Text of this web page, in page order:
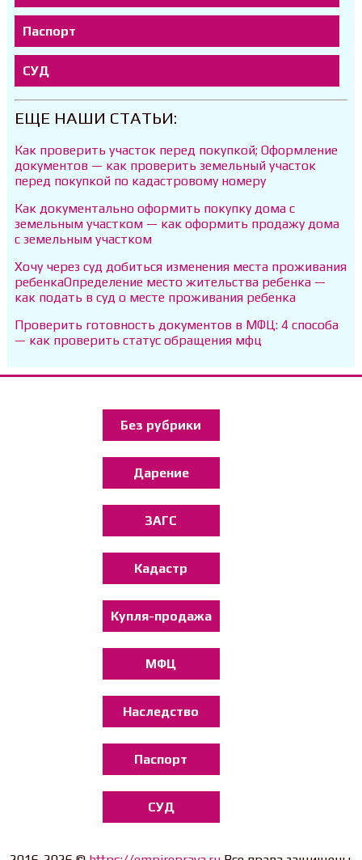
Паспорт
СУД
ЕЩЕ НАШИ СТАТЬИ:
Как проверить участок перед покупкой; Оформление
документов — как проверить земельный участок
перед покупкой по кадастровому номеру
Как документально оформить покупку дома с
земельным участком — как оформить продажу дома
с земельным участком
Хочу через суд добиться изменения места проживания
ребенкаОпределение место жительства ребенка —
как подать в суд о месте проживания ребенка
Проверить готовность документов в МФЦ: 4 способа
— как проверить статус обращения мфц
Без рубрики
Дарение
ЗАГС
Кадастр
Купля-продажа
МФЦ
Наследство
Паспорт
СУД